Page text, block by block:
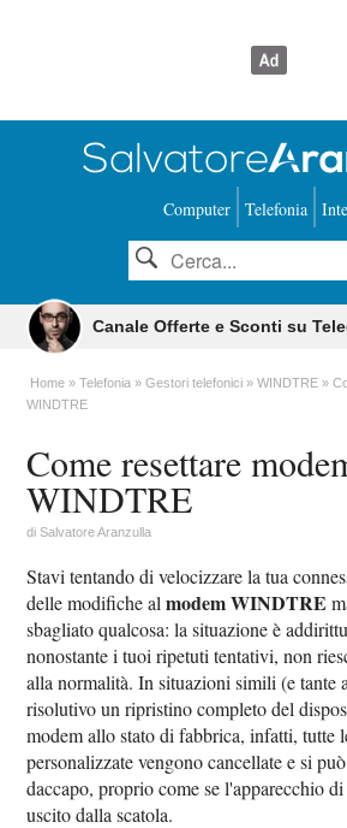
Computer Telefonia
Canale Offerte e Sconti su
Home Telefonia Gestori telefonici WINDTRE
WINDTRE
Come resettare
WINDTRE
diSalvatore Aranzulla
Stavi tentando di velocizzare la tua
delle modifiche almodem WINDTRE
sbagliato qualcosa: la situazione è
nonostante i tuoi ripetuti tentativi, non
alla normalità. In situazioni simili (e tante
risolutivo un ripristino completo del
modem allo stato di fabbrica, infatti, tutte
personalizzate vengono cancellate e si
daccapo, proprio come se l'apparecchio di
uscito dalla scatola.